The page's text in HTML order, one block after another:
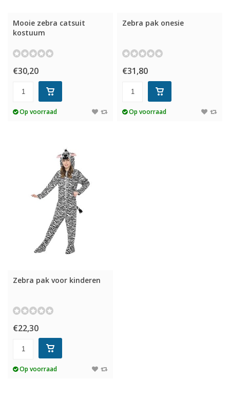
Mooie zebra catsuit
kostuum
€30,20
Op voorraad
Zebra pak onesie
€31,80
Op voorraad
Zebra pak voor kinderen
€22,30
Op voorraad